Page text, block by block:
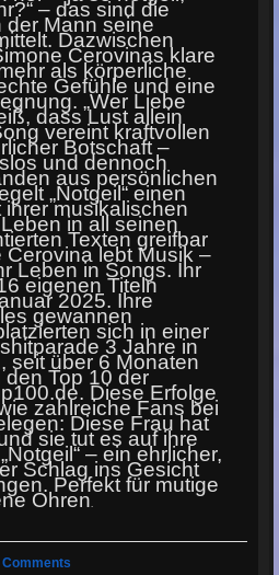
– das sind die
der Mann seine
Dazwischen
Cerovinas klare
als körperliche
Gefühle und eine
„Wer Liebe
dass Lust allein
vereint kraftvollen
Botschaft –
und dennoch
aus persönlichen
„Notgeil“ einen
musikalischen
in all seinen
Texten greifbar
Cerovina lebt Musik –
Leben in Songs. Ihr
eigenen Titeln
2025. Ihre
gewannen
sich in einer
3 Jahre in
seit über 6 Monaten
den Top 10 der
Diese Erfolge
zahlreiche Fans bei
Diese Frau hat
sie tut es auf ihre
– ein ehrlicher,
Schlag ins Gesicht
Perfekt für mutige
Ohren.
Comments